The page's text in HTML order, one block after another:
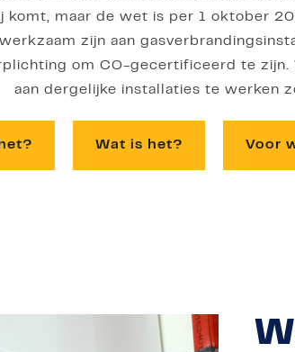
komt, maar de wet is per 1 oktober
zijn aan
om CO-gecertificeerd te
aan dergelijke installaties te werken
Wat is het? Voor